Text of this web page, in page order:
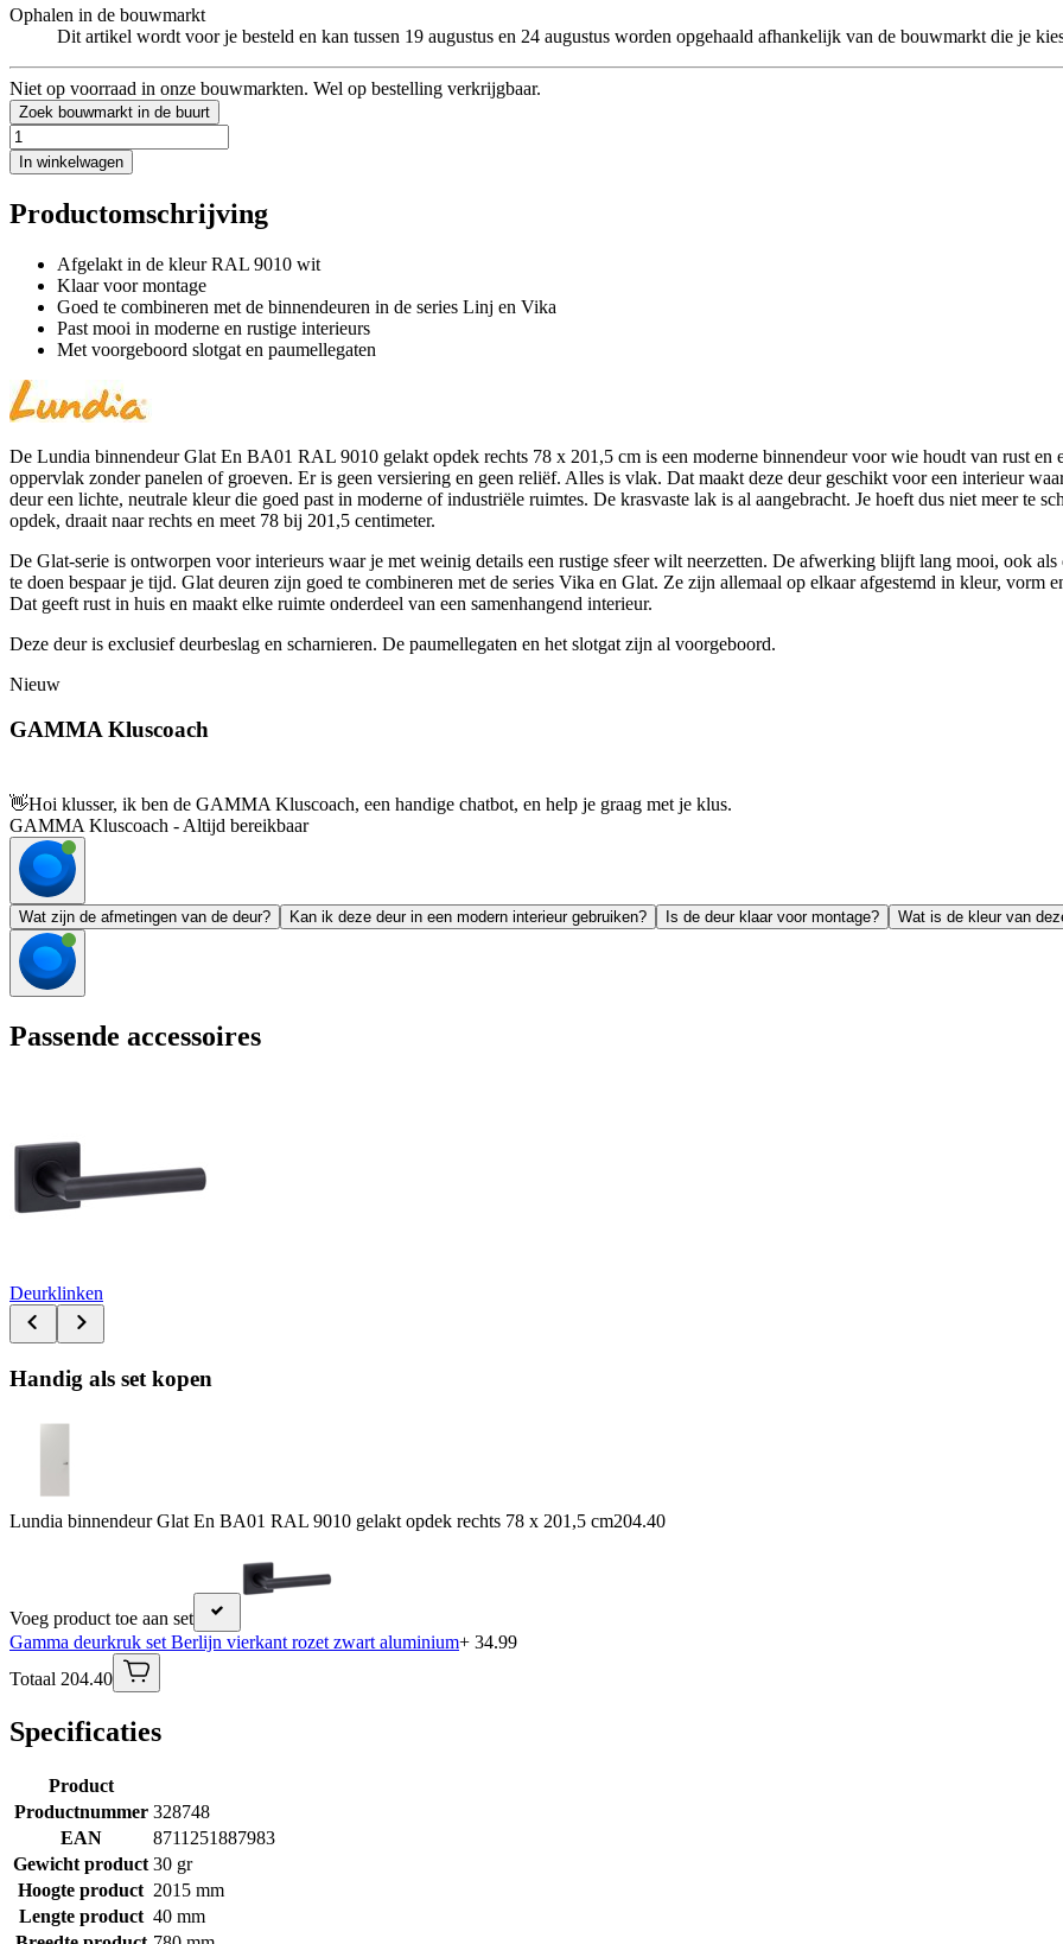
Ophalen in de bouwmarkt
Dit artikel wordt voor je besteld en kan tussen 19 augustus en 24 augustus worden opgehaald afhankelijk van de bouwmarkt die je
Niet op voorraad in onze bouwmarkten. Wel op bestelling verkrijgbaar.
Zoek bouwmarkt in de buurt
In winkelwagen
Productomschrijving
Afgelakt in de kleur RAL 9010 wit
Klaar voor montage
Goed te combineren met de binnendeuren in de series Linj en Vika
Past mooi in moderne en rustige interieurs
Met voorgeboord slotgat en paumellegaten
De Lundia binnendeur Glat En BA01 RAL 9010 gelakt opdek rechts 78 x 201,5 cm is een moderne binnendeur voor wie houdt van rust en
oppervlak zonder panelen of groeven. Er is geen versiering en geen reliëf. Alles is vlak. Dat maakt deze deur geschikt voor een interieur
deur een lichte, neutrale kleur die goed past in moderne of industriële ruimtes. De krasvaste lak is al aangebracht. Je hoeft dus niet meer te
opdek, draait naar rechts en meet 78 bij 201,5 centimeter.
De Glat-serie is ontworpen voor interieurs waar je met weinig details een rustige sfeer wilt neerzetten. De afwerking blijft lang mooi, ook
te doen bespaar je tijd. Glat deuren zijn goed te combineren met de series Vika en Glat. Ze zijn allemaal op elkaar afgestemd in kleur, vorm
Dat geeft rust in huis en maakt elke ruimte onderdeel van een samenhangend interieur.
Deze deur is exclusief deurbeslag en scharnieren. De paumellegaten en het slotgat zijn al voorgeboord.
Nieuw
GAMMA Kluscoach
👋Hoi klusser, ik ben de GAMMA Kluscoach, een handige chatbot, en help je graag met je klus.
GAMMA Kluscoach - Altijd bereikbaar
Wat zijn de afmetingen van de deur? Kan ik deze deur in een modern interieur gebruiken? Is de deur klaar voor montage? Wat is de kleur van
Passende accessoires
Deurklinken
Handig als set kopen
Lundia binnendeur Glat En BA01 RAL 9010 gelakt opdek rechts 78 x 201,5 cm204.40
Voeg product toe aan set
Gamma deurkruk set Berlijn vierkant rozet zwart aluminium+ 34.99
Totaal 204.40
Specificaties
Product
Productnummer 328748
EAN
8711251887983
Gewicht product 30 gr
Hoogte product 2015 mm
Lengte product 40 mm